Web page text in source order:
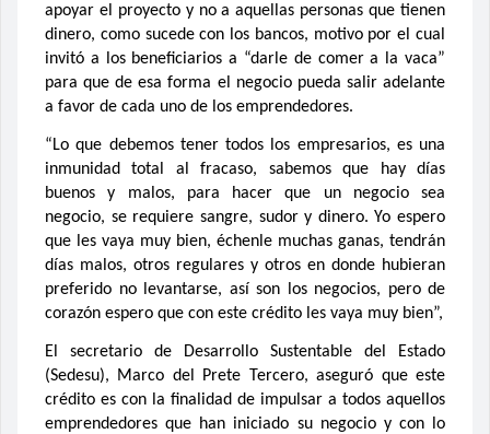
apoyar el proyecto y no a aquellas personas que tienen
dinero, como sucede con los bancos, motivo por el cual
invitó a los beneficiarios a “darle de comer a la vaca”
para que de esa forma el negocio pueda salir adelante
a favor de cada uno de los emprendedores.
“Lo que debemos tener todos los empresarios, es una
inmunidad total al fracaso, sabemos que hay días
buenos y malos, para hacer que un negocio sea
negocio, se requiere sangre, sudor y dinero. Yo espero
que les vaya muy bien, échenle muchas ganas, tendrán
días malos, otros regulares y otros en donde hubieran
preferido no levantarse, así son los negocios, pero de
corazón espero que con este crédito les vaya muy bien”,
El secretario de Desarrollo Sustentable del Estado
(Sedesu), Marco del Prete Tercero, aseguró que este
crédito es con la finalidad de impulsar a todos aquellos
emprendedores que han iniciado su negocio y con lo